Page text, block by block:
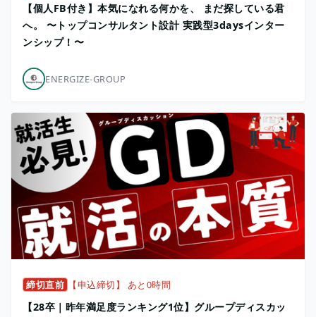
【個人FB付き】本気になれる何かを、 まだ探している君
へ。 〜トップコンサルタント設計 実践型3daysインター
ンシップ！〜
ENERGIZE-GROUP
締切直前 【申込締切】 あと0時間
【28卒｜昨年満足度ランキング1位】グループディスカッ